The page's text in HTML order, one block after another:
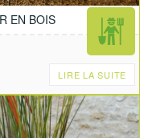
EN BOIS
LIRE LA SUITE